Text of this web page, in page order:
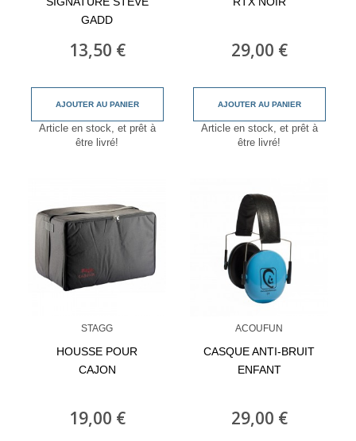
GADD
13,50 €
AJOUTER AU PANIER
Article en stock, et prêt à
être livré!
29,00 €
AJOUTER AU PANIER
Article en stock, et prêt à
être livré!
STAGG
HOUSSE POUR
CAJON
19,00 €
ACOUFUN
CASQUE ANTI-BRUIT
ENFANT
29,00 €